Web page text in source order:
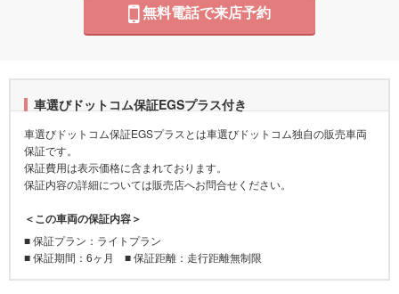
無料電話で来店予約
車選びドットコム保証EGSプラス付き
車選びドットコム保証EGSプラスとは車選びドットコム独自の販売車両
保証です。
保証費用は表示価格に含まれております。
保証内容の詳細については販売店へお問合せください。
＜この車両の保証内容＞
■ 保証プラン：ライトプラン
■ 保証期間：6ヶ月 ■ 保証距離：走行距離無制限